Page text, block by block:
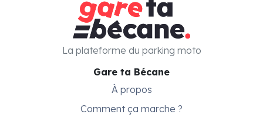
Gare ta Bécane
À propos
Comment ça marche ?
La plateforme du parking moto